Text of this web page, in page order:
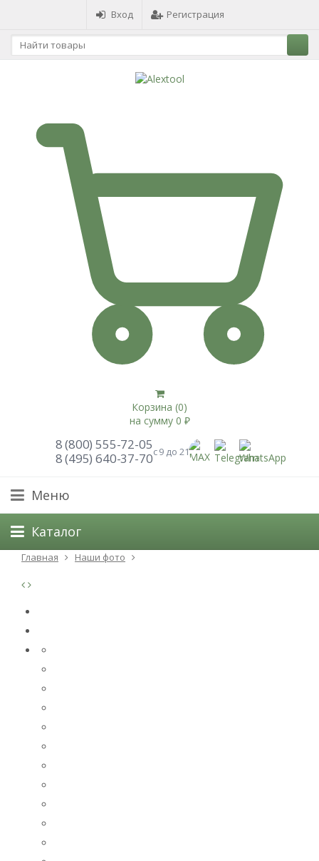
Вход Регистрация
Корзина (0)
на сумму 0 ₽
8 (800) 555-72-05
8 (495) 640-37-70с 9 до 21
Меню
Каталог
Главная Наши фото